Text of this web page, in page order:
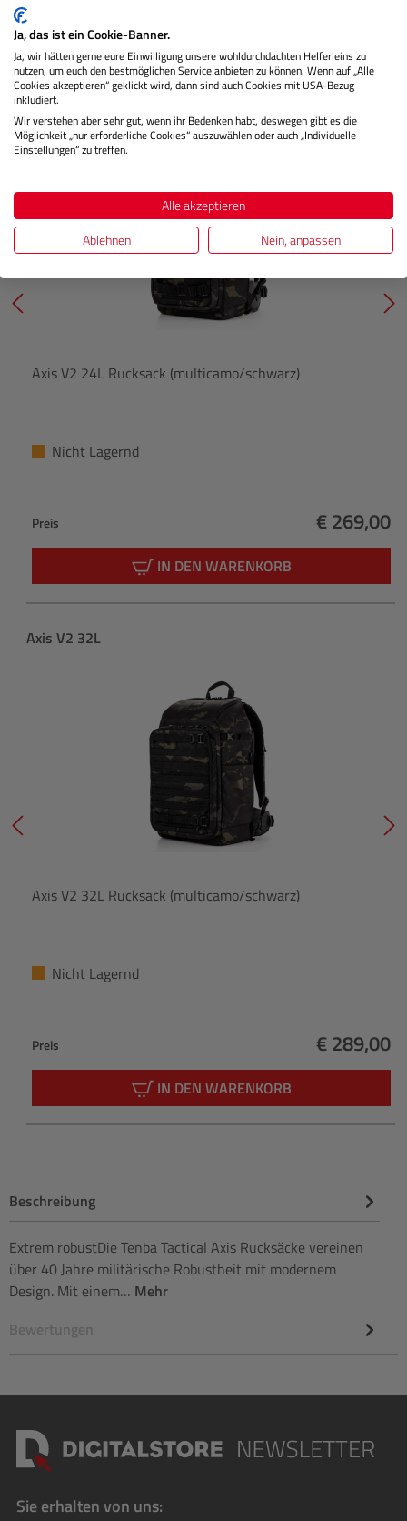
IN DEN WARENKORB
Produktgalerie überspringen
Axis V2 24L
Axis V2 24L Rucksack (multicamo/schwarz)
Nicht Lagernd
Preis
Regulärer
€ 269,00
IN DEN WARENKORB
Produktgalerie überspringen
Axis V2 32L
Axis V2 32L Rucksack (multicamo/schwarz)
Nicht Lagernd
Preis
Regulärer
€ 289,00
IN DEN WARENKORB
Beschreibung
Extrem robustDie Tenba Tactical Axis Rucksäcke vereinen
über 40 Jahre militärische Robustheit mit modernem
Design. Mit einem… Mehr
Bewertungen
Sie erhalten von uns:
Ja, das ist ein Cookie-Banner.
Ja, wir hätten gerne eure Einwilligung unsere wohldurchdachten Helferleins zu
nutzen, um euch den bestmöglichen Service anbieten zu können. Wenn auf „Alle
Cookies akzeptieren“ geklickt wird, dann sind auch Cookies mit USA-Bezug
inkludiert.
Wir verstehen aber sehr gut, wenn ihr Bedenken habt, deswegen gibt es die
Möglichkeit „nur erforderliche Cookies“ auszuwählen oder auch „Individuelle
Einstellungen“ zu treffen.
Alle akzeptieren
Ablehnen
Nein, anpassen